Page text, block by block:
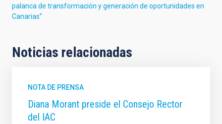
palanca de transformación y generación de oportunidades en
Canarias”
Noticias relacionadas
NOTA DE PRENSA
Diana Morant preside el Consejo Rector
del IAC